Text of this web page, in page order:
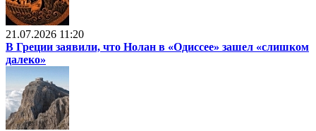
21.07.2026 11:20
В Греции заявили, что Нолан в «Одиссее» зашел «слишком
далеко»